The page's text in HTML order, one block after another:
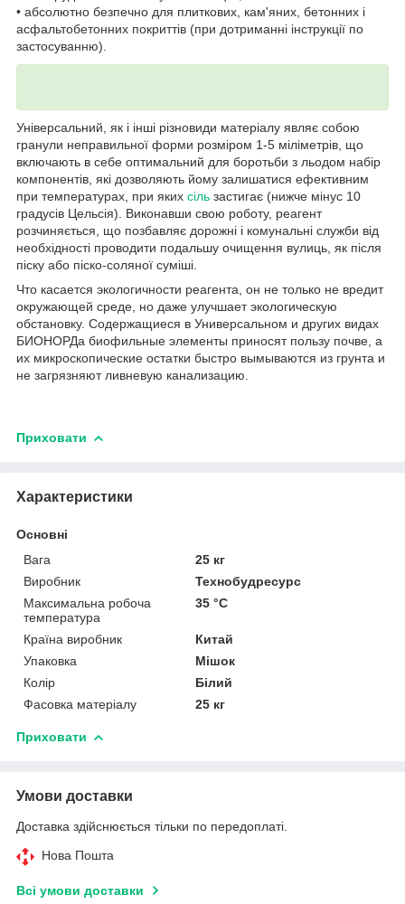
• абсолютно безпечно для плиткових, кам'яних, бетонних і
асфальтобетонних покриттів (при дотриманні інструкції по
застосуванню).
Універсальний, як і інші різновиди матеріалу являє собою
гранули неправильної форми розміром 1-5 міліметрів, що
включають в себе оптимальний для боротьби з льодом набір
компонентів, які дозволяють йому залишатися ефективним
при температурах, при яких сіль застигає (нижче мінус 10
градусів Цельсія). Виконавши свою роботу, реагент
розчиняється, що позбавляє дорожні і комунальні служби від
необхідності проводити подальшу очищення вулиць, як після
піску або піско-соляної суміші.
Что касается экологичности реагента, он не только не вредит
окружающей среде, но даже улучшает экологическую
обстановку. Содержащиеся в Универсальном и других видах
БИОНОРДа биофильные элементы приносят пользу почве, а
их микроскопические остатки быстро вымываются из грунта и
не загрязняют ливневую канализацию.
Приховати
Характеристики
Основні
Вага
25 кг
Виробник
Технобудресурс
Максимальна робоча
температура
35 °С
Країна виробник
Китай
Упаковка
Мішок
Колір
Білий
Фасовка матеріалу
25 кг
Приховати
Умови доставки
Доставка здійснюється тільки по передоплаті.
Нова Пошта
Всі умови доставки